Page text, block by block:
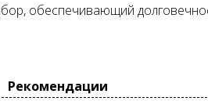
обеспечивающий
Рекомендации